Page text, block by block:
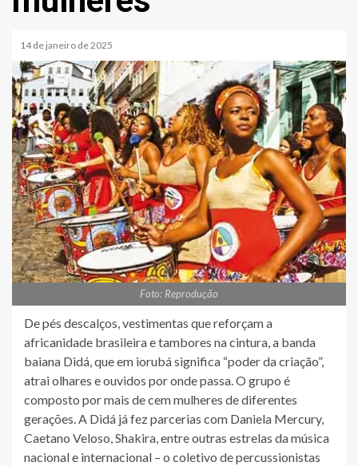
14 de janeiro de 2025
Foto: Reprodução
De pés descalços, vestimentas que reforçam a
africanidade brasileira e tambores na cintura, a banda
baiana Didá, que em iorubá significa “poder da criação”,
atrai olhares e ouvidos por onde passa. O grupo é
composto por mais de cem mulheres de diferentes
gerações. A Didá já fez parcerias com Daniela Mercury,
Caetano Veloso, Shakira, entre outras estrelas da música
nacional e internacional – o coletivo de percussionistas